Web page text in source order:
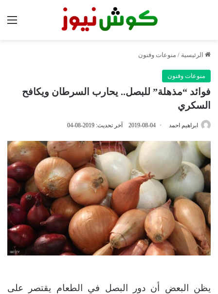
الرئيسية / منوعات وفنون
منوعات وفنون
فوائد “مذهلة” للبصل.. يحارب السرطان ويكافح
السكري
ابراهيم احمد 2019-08-04 آخر تحديث: 2019-08-04
يظن البعض أن دور البصل في الطعام يقتصر على